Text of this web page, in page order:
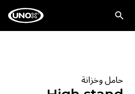
حامل وخزانة